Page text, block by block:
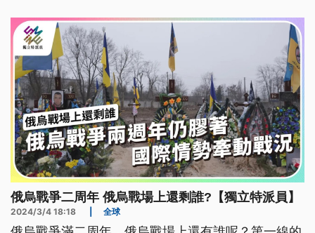
俄烏戰爭二周年 俄烏戰場上還剩誰?【獨立特派員】
2024/3/4 18:18 全球